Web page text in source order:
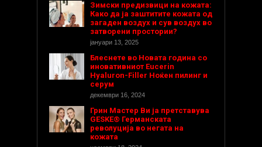
Зимски предизвици на кожата:
Како да ја заштитите кожата од
загаден воздух и сув воздух во
затворени простории?
јануари 13, 2025
Блеснете во Новата година со
иновативниот Eucerin
Hyaluron-Filler Ноќен пилинг и
серум
декември 16, 2024
Грин Мастер Ви ја претставува
GESKE® Германската
револуција во негата на
кожата